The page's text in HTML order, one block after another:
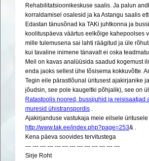
Rehabilitatsioonikeskuse saalis. Ja palun
korraldamisel osalesid ja ka Astangu saalis
Edastan tänusõnad ka TAKi juhtkonna ja
koolituspäeva väärtus eelkõige kahepoolses
mille tulemusena sai lahti räägitud ja üle
kui tavaline inimene tänavalt ei oska
Meil on kavas analüüsida saadud kogemust
enda jaoks sellest ühe tõsisema kokkuvõtte.
Tegin eile pärastlõunal üritusest ajakirjanike
jõudsin, see pole kaugeltki põhjalik), see on
Ratastoolis noored, bussijuhid ja
muresid ühistranspordis .
Ajakirjanduse vastukaja meie eilsele
http://www.tak.ee/index.php?page=253& .
Kena päeva soovides tervitustega
--- --- --- --- --- --- --- --- --- --- --- --- ---
Sirje Roht